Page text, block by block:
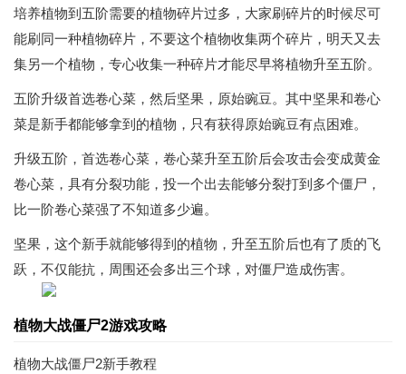
培养植物到五阶需要的植物碎片过多，大家刷碎片的时候尽可
能刷同一种植物碎片，不要这个植物收集两个碎片，明天又去
集另一个植物，专心收集一种碎片才能尽早将植物升至五阶。
五阶升级首选卷心菜，然后坚果，原始豌豆。其中坚果和卷心
菜是新手都能够拿到的植物，只有获得原始豌豆有点困难。
升级五阶，首选卷心菜，卷心菜升至五阶后会攻击会变成黄金
卷心菜，具有分裂功能，投一个出去能够分裂打到多个僵尸，
比一阶卷心菜强了不知道多少遍。
坚果，这个新手就能够得到的植物，升至五阶后也有了质的飞
跃，不仅能抗，周围还会多出三个球，对僵尸造成伤害。
植物大战僵尸2游戏攻略
植物大战僵尸2新手教程